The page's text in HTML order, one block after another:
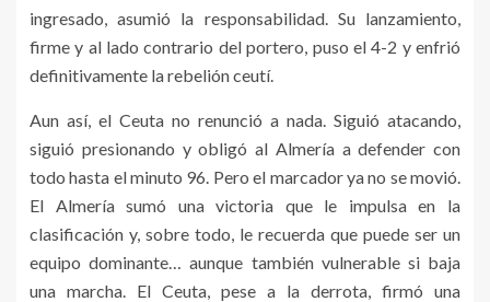
ingresado, asumió la responsabilidad. Su lanzamiento,
firme y al lado contrario del portero, puso el 4-2 y enfrió
definitivamente la rebelión ceutí.
Aun así, el Ceuta no renunció a nada. Siguió atacando,
siguió presionando y obligó al Almería a defender con
todo hasta el minuto 96. Pero el marcador ya no se movió.
El Almería sumó una victoria que le impulsa en la
clasificación y, sobre todo, le recuerda que puede ser un
equipo dominante… aunque también vulnerable si baja
una marcha. El Ceuta, pese a la derrota, firmó una